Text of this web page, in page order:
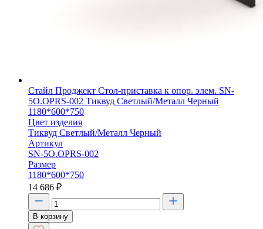
Стайл Проджект Стол-приставка к опор. элем. SN-
5O.OPRS-002 Тиквуд Светлый/Металл Черный
1180*600*750
Цвет изделия
Тиквуд Светлый/Металл Черный
Артикул
SN-5O.OPRS-002
Размер
1180*600*750
14 686 ₽
В корзину